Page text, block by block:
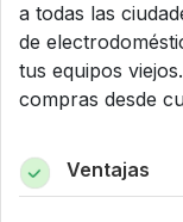
a todas las
de
tus equipos
compras desde
Ventajas